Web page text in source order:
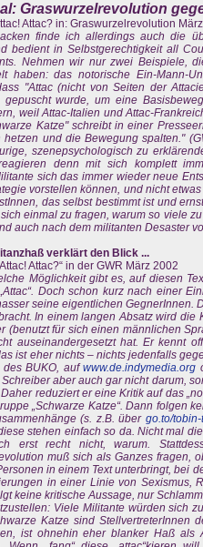
Graswurzelrevolution
Attac? in: Graswurzelrevolution
finde ich allerdings auch die
bedient in Selbstgerechtigkeit all
Nehmen wir nur zwei Beispiele,
haben: das notorische Ein-Mann-
"Attac (nicht von Seiten der
gepuscht wurde, um eine
weil Attac-Italien und Attac-
Katze" schreibt in einer
hetzen und die Bewegung spalten."
szenepsychologisch zu
denn mit sich komplett
sich das immer wieder neue
vorstellen können, und nicht
das selbst bestimmt ist und
einmal zu fragen, warum so viele
auch nach dem militanten Desaster
verklärt den Blick ...
Attac?“ in der GWR März 2002
Möglichkeit gibt es, auf diesen
Doch schon kurz nach einer
seine eigentlichen GegnerInnen.
In einem langen Absatz wird die
(benutzt für sich einen männlichen
auseinandergesetzt hat. Er kennt
ist eher nichts – nichts jedenfalls
des BUKO, aufwww.de.indymedia.org
aber auch gar nicht darum,
reduziert er eine Kritik auf das
„Schwarze Katze“. Dann folgen
(s. z.B. über go.to/tobin-
stehen einfach so da. Nicht mal
erst recht nicht, warum.
muß sich als Ganzes fragen,
in einem Text unterbringt, bei
in einer Linie von Sexismus,
keine kritische Aussage, nur
Viele Militante würden sich
Katze sind StellvertreterInnen
ist ohnehin eher blanker Haß